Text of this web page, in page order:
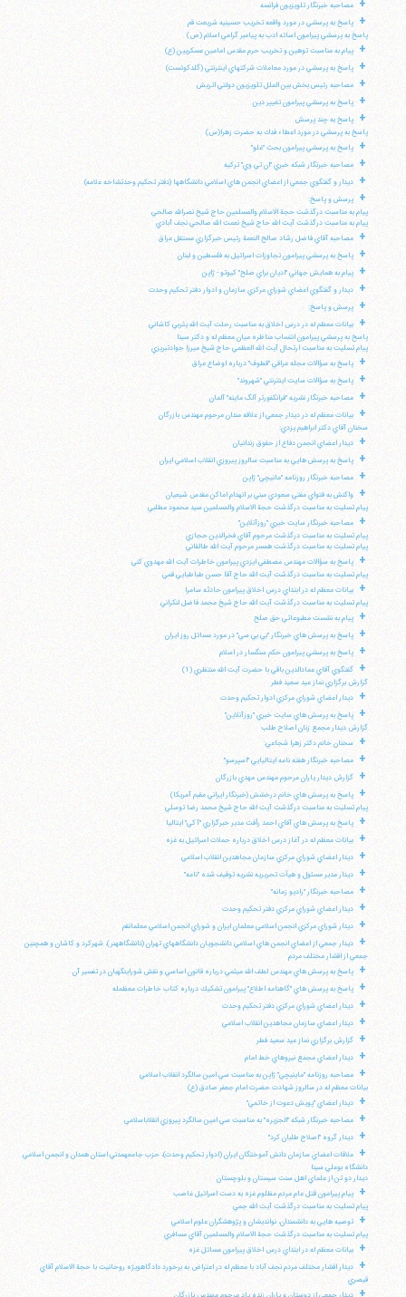
+ مصاحبه خبرنگار تلويزيون فرانسه
+
پاسخ به پرسشي در مورد واقعه تخريب حسينيه شريعت قم
پاسخ به پرسشي پيرامون اسائه ادب به پيامبر گرامي اسلام (ص)
+ پيام به مناسبت توهين و تخريب حرم مقدس امامين عسكريين (ع)
+ پاسخ به پرسشي در مورد معاملات شركتهاي اينترنتي (گلدكوئست)
+ مصاحبه رئيس بخش بين الملل تلويزيون دولتي اتريش
+ پاسخ به پرسشي پيرامون تغيير دين
+
پاسخ به چند پرسش
پاسخ به پرسشي در مورد اعطاء فدك به حضرت زهرا(س)
+ پاسخ به پرسشي پيرامون بحث "غلو"
+ مصاحبه خبرنگار شبكه خبري "ان تي وي" تركيه
+ ديدار و گفتگوي جمعي از اعضاي انجمن هاي اسلامي دانشگاهها (دفتر تحكيم وحدتشاخه علامه)
+
پرسش و پاسخ:
پيام به مناسبت درگذشت حجة الاسلام والمسلمين حاج شيخ نصرالله صالحي
پيام به مناسبت درگذشت آيت الله حاج شيخ نعمت الله صالحي نجف آبادي
+ مصاحبه آقاي فاضل رشاد صالح النعمة رئيس خبرگزاري مستقل عراق
+ پاسخ به پرسشي پيرامون تجاوزات اسرائيل به فلسطين و لبنان
+ پيام به همايش جهاني "اديان براي صلح" كيوتو - ژاپن
+ ديدار و گفتگوي اعضاي شوراي مركزي سازمان و ادوار دفتر تحكيم وحدت
+ پرسش و پاسخ:
+
بيانات معظم له در درس اخلاق به مناسبت رحلت آيت الله يثربي كاشاني
پاسخ به پرسشي پيرامون انتساب مناظره ميان معظم له و دكتر سينا
پيام تسليت به مناسبت ارتحال آيت الله العظمي حاج شيخ ميرزا جوادتبريزي
+ پاسخ به سؤالات مجله عراقي "قطوف" درباره اوضاع عراق
+ پاسخ به سؤالات سايت اينترنتي "شهروند"
+ مصاحبه خبرنگار نشريه "فرانكفورتر آلگ ماينه" آلمان
+
بيانات معظم له در ديدار جمعي از علاقه مندان مرحوم مهندس بازرگان
سخنان آقاي دكتر ابراهيم يزدي:
+ ديدار اعضاي انجمن دفاع از حقوق زندانيان
+ پاسخ به پرسش هايي به مناسبت سالروز پيروزي انقلاب اسلامي ايران
+ مصاحبه خبرنگار روزنامه "مانيچي" ژاپن
+
واكنش به فتواي مفتي سعودي مبني بر انهدام اماكن مقدس شيعيان
پيام تسليت به مناسبت درگذشت حجة الاسلام والمسلمين سيد محمود مطلبي
+
مصاحبه خبرنگار سايت خبري "روزآنلاين"
پيام تسليت به مناسبت درگذشت مرحوم آقاي فخرالدين حجازي
پيام تسليت به مناسبت درگذشت همسر مرحوم آيت الله طالقاني
+
پاسخ به سؤالات مهندس مصطفي ايزدي پيرامون خاطرات آيت الله مهدوي كني
پيام تسليت به مناسبت درگذشت آيت الله حاج آقا حسن طباطبايي قمي
+
بيانات معظم له در ابتداي درس اخلاق پيرامون حادثه سامرا
پيام تسليت به مناسبت درگذشت آيت الله حاج شيخ محمد فاضل لنكراني
+ پيام به نشست مطبوعاتي حق صلح
+ پاسخ به پرسش هاي خبرنگار "بي بي سي" در مورد مسائل روز ايران
+ پاسخ به پرسشي پيرامون حكم سنگسار در اسلام
+
گفتگوي آقاي عمادالدين باقي با حضرت آيت الله منتظري (1)
گزارش برگزاري نماز عيد سعيد فطر
+ ديدار اعضاي شوراي مركزي ادوار تحكيم وحدت
+
پاسخ به پرسش هاي سايت خبري "روزآنلاين"
گزارش ديدار مجمع زنان اصلاح طلب
+ سخنان خانم دكتر زهرا شجاعي:
+ مصاحبه خبرنگار هفته نامه ايتاليايي "اسپرسو"
+ گزارش ديدار ياران مرحوم مهندس مهدي بازرگان
+
پاسخ به پرسش هاي خانم درخشش (خبرنگار ايراني مقيم آمريكا)
پيام تسليت به مناسبت درگذشت آيت الله حاج شيخ محمد رضا توسلي
+ پاسخ به پرسش هاي آقاي احمد رأفت مدير خبرگزاري "آكي" ايتاليا
+ بيانات معظم له در آغاز درس اخلاق درباره حملات اسرائيل به غزه
+ ديدار اعضاي شوراي مركزي سازمان مجاهدين انقلاب اسلامي
+ ديدار مدير مسئول و هيأت تحريريه نشريه توقيف شده "نامه"
+ مصاحبه خبرنگار "راديو زمانه"
+ ديدار اعضاي شوراي مركزي دفتر تحكيم وحدت
+ ديدار شوراي مركزي انجمن اسلامي معلمان ايران و شوراي انجمن اسلامي معلمانقم
+
ديدار جمعي از اعضاي انجمن هاي اسلامي دانشجويان دانشگاههاي تهران (دانشگاههنر)، شهركرد و كاشان و همچنين
جمعي از اقشار مختلف مردم
+ پاسخ به پرسش هاي مهندس لطف الله ميثمي درباره قانون اساسي و نقش شوراينگهبان در تفسير آن
+ پاسخ به پرسش هاي "گاهنامه اطلاع" پيرامون تشكيك درباره كتاب خاطرات معظمله
+ ديدار اعضاي شوراي مركزي دفتر تحكيم وحدت
+ ديدار اعضاي سازمان مجاهدين انقلاب اسلامي
+ گزارش برگزاري نماز عيد سعيد فطر
+ ديدار اعضاي مجمع نيروهاي خط امام
+
مصاحبه روزنامه "ماينيچي" ژاپن به مناسبت سي امين سالگرد انقلاب اسلامي
بيانات معظم له در سالروز شهادت حضرت امام جعفر صادق (ع)
+ ديدار اعضاي "پويش دعوت از خاتمي"
+ مصاحبه خبرنگار شبكه "الجزيره" به مناسبت سي امين سالگرد پيروزي انقلاباسلامي
+ ديدار گروه "اصلاح طلبان كرد"
+
ملاقات اعضاي سازمان دانش آموختگان ايران (ادوار تحكيم وحدت)، حزب جامعهمدني استان همدان و انجمن اسلامي
دانشگاه بوعلي سينا
ديدار دو تن از علماي اهل سنت سيستان و بلوچستان
+
پيام پيرامون قتل عام مردم مظلوم غزه به دست اسرائيل غاصب
پيام تسليت به مناسبت درگذشت آيت الله جمي
+
توصيه هايي به دانشمندان، نوانديشان و پژوهشگران علوم اسلامي
پيام تسليت به مناسبت درگذشت حجة الاسلام والمسلمين آقاي مسافري
+ بيانات معظم له در ابتداي درس اخلاق پيرامون مسائل غزه
+
ديدار اقشار مختلف مردم نجف آباد با معظم له در اعتراض به برخورد دادگاهويژه روحانيت با حجة الاسلام آقاي
قيصري